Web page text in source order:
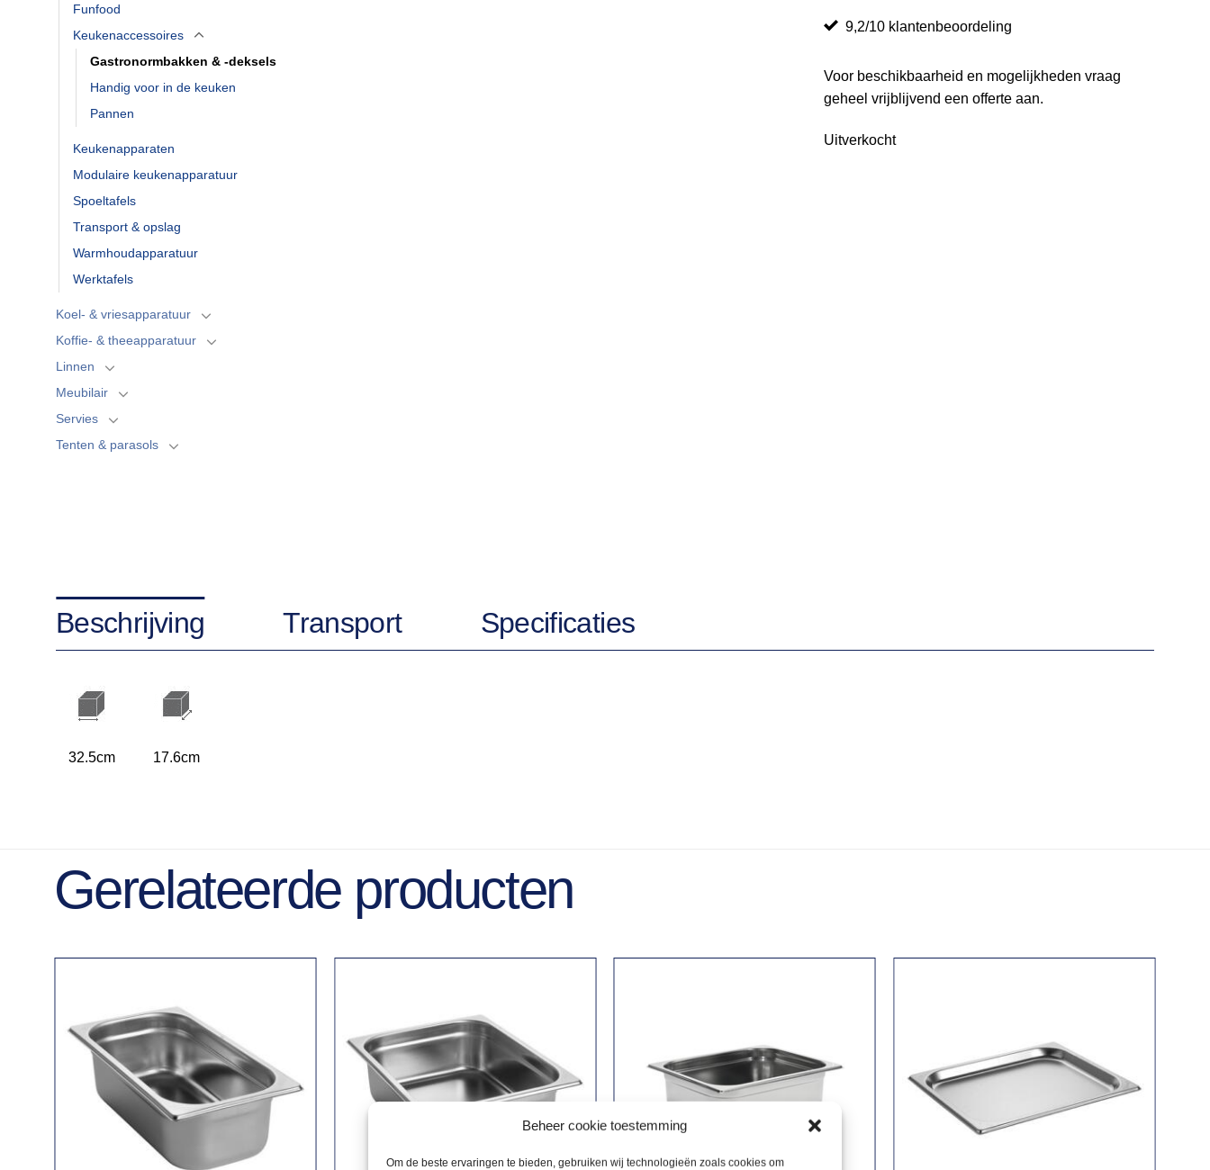
Beheer cookie toestemming
Om de beste ervaringen te bieden, gebruiken wij technologieën zoals cookies om
Funfood
Keukenaccessoires
Gastronormbakken & -deksels
Handig voor in de keuken
Pannen
Keukenapparaten
Modulaire keukenapparatuur
Spoeltafels
Transport & opslag
Warmhoudapparatuur
Werktafels
Koel- & vriesapparatuur
Koffie- & theeapparatuur
Linnen
Meubilair
Servies
Tenten & parasols
9,2/10 klantenbeoordeling
Voor beschikbaarheid en mogelijkheden vraag
geheel vrijblijvend een offerte aan.
Uitverkocht
Beschrijving Transport Specificaties
32.5cm 17.6cm
Gerelateerde producten